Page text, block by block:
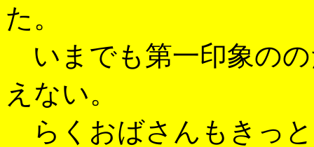
た。
いまでも第一印象の
えない。
らくおばさんもきっ